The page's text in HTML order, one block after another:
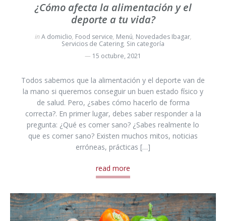
¿Cómo afecta la alimentación y el
deporte a tu vida?
inA domiclio, Food service, Menú, Novedades Ibagar,
Servicios de Catering, Sin categoría
15 octubre, 2021
Todos sabemos que la alimentación y el deporte van de
la mano si queremos conseguir un buen estado físico y
de salud. Pero, ¿sabes cómo hacerlo de forma
correcta?. En primer lugar, debes saber responder a la
pregunta: ¿Qué es comer sano? ¿Sabes realmente lo
que es comer sano? Existen muchos mitos, noticias
erróneas, prácticas […]
read more